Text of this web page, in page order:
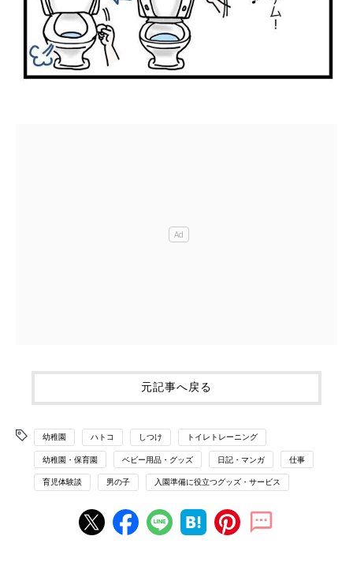
元記事へ戻る
幼稚園 ハトコ しつけ トイレトレーニング
幼稚園・保育園 ベビー用品・グッズ 日記・マンガ 仕事
育児体験談 男の子 入園準備に役立つグッズ・サービス